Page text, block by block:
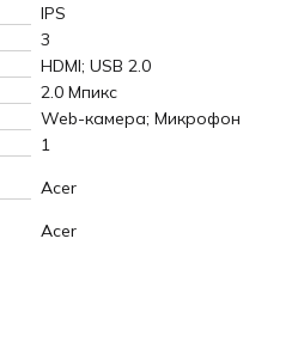
IPS
3
HDMI; USB 2.0
2.0 Мпикс
Web-камера; Микрофон
1
Acer
Acer